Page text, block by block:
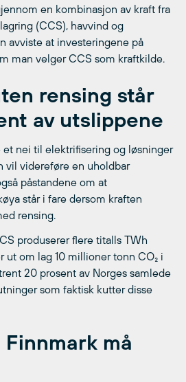
en kombinasjon av kraft fra
(CCS), havvind og
avviste at investeringene på
man velger CCS som kraftkilde.
rensing står
av utslippene
et nei til elektrifisering og løsninger
vil videreføre en uholdbar
påstandene om at
står i fare dersom kraften
rensing.
produserer flere titalls TWh
ut om lag 10 millioner tonn CO₂ i
20 prosent av Norges samlede
som faktisk kutter disse
må